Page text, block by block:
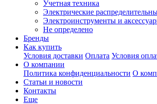
Учетная техника
Электрические
Электроинструменты и
Не определено
Бренды
Как купить
Условия доставки Оплата Условия
О компании
Политика конфиденциальности О
Статьи и новости
Контакты
Еще